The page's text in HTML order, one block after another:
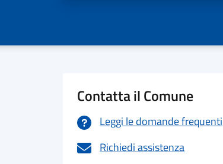
Contatta il Comune
Leggi le domande frequenti
Richiedi assistenza